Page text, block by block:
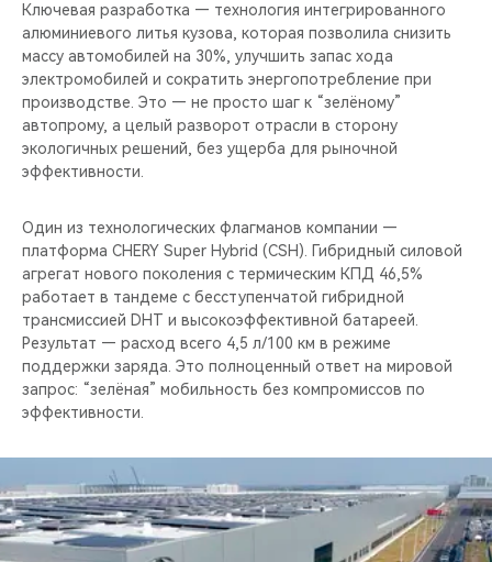
Ключевая разработка — технология интегрированного
алюминиевого литья кузова, которая позволила снизить
массу автомобилей на 30%, улучшить запас хода
электромобилей и сократить энергопотребление при
производстве. Это — не просто шаг к “зелёному”
автопрому, а целый разворот отрасли в сторону
экологичных решений, без ущерба для рыночной
эффективности.
Один из технологических флагманов компании —
платформа CHERY Super Hybrid (CSH). Гибридный силовой
агрегат нового поколения с термическим КПД 46,5%
работает в тандеме с бесступенчатой гибридной
трансмиссией DHT и высокоэффективной батареей.
Результат — расход всего 4,5 л/100 км в режиме
поддержки заряда. Это полноценный ответ на мировой
запрос: “зелёная” мобильность без компромиссов по
эффективности.